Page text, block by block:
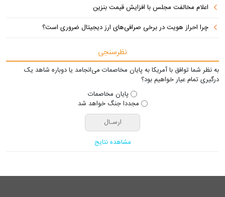
اعلام مخالفت مجلس با افزایش قیمت بنزین
چرا احراز هویت در برخی صرافی‌های ارز دیجیتال ضروری است؟
نظرسنجی
به نظر شما توافق با آمریکا به پایان مخاصمات می‌انجامد یا دوباره شاهد یک
درگیری تمام عیار خواهیم بود؟
پایان مخاصمات
مجددا جنگ خواهد شد
مشاهده نتایج